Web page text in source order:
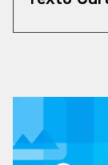
Salvador